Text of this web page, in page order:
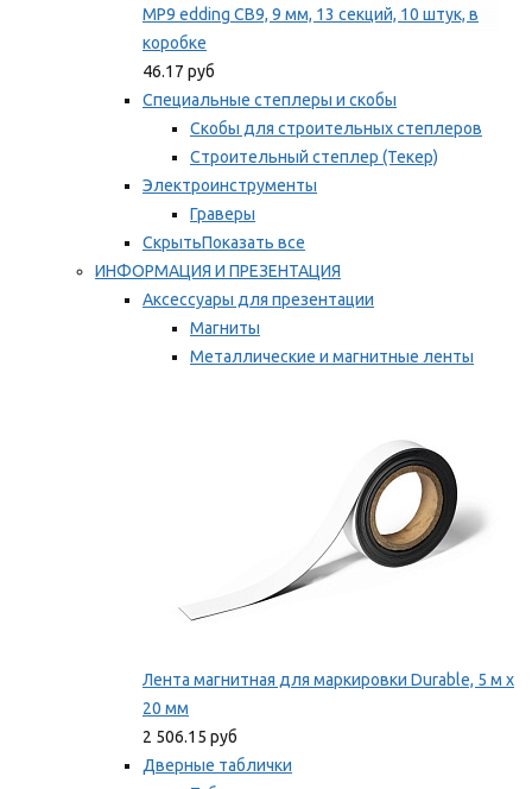
MP9 edding CB9, 9 мм, 13 секций, 10 штук, в
коробке
46.17 руб
Специальные степлеры и скобы
Скобы для строительных степлеров
Строительный степлер (Текер)
Электроинструменты
Граверы
СкрытьПоказать все
ИНФОРМАЦИЯ И ПРЕЗЕНТАЦИЯ
Аксессуары для презентации
Магниты
Металлические и магнитные ленты
Лента магнитная для маркировки Durable, 5 м х
20 мм
2 506.15 руб
Дверные таблички